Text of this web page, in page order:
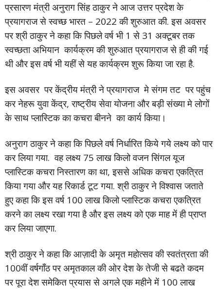
प्रसारण मंत्री अनुराग सिंह ठाकुर ने आज उत्तर प्रदेश के
प्रयागराज से स्वच्छ भारत – 2022 की शुरुआत की. इस अवसर
पर श्री ठाकुर ने कहा कि पिछले वर्ष भी 1 से 31 अक्टूबर तक
स्वच्छता अभियान कार्यक्रम की शुरुआत प्रयागराज से ही की गई
थी और इस वर्ष भी यहीं से यह कार्यक्रम शुरू किया जा रहा है.
इस अवसर पर केंद्रीय मंत्री ने प्रयागराज मे संगम तट पर पहुंच
कर नेहरू युवा केंद्र, राष्ट्रीय सेवा योजना और बड़ी संख्या मे लोगों
के साथ प्लास्टिक का कचरा बीनने का कार्य किया।
अनुराग ठाकुर ने कहा कि पिछले वर्ष निर्धारित किये गये लक्ष्य को पार
कर लिया गया. वह लक्ष्य 75 लाख किलो वजन सिंगल यूज
प्लास्टिक कचरा निस्तारण का था, इससे अधिक कचरा एकत्रित
किया गया और यह रिकार्ड टूट गया. श्री ठाकुर ने विश्वास जताते
हुए कहा कि इस वर्ष 100 लाख किलो प्लास्टिक कचरा एकत्रित
करने का लक्ष्य रखा गया है और इस लक्ष्य को एक माह में ही प्राप्त
कर लिया जाएगा.
श्री ठाकुर ने कहा कि आज़ादी के अमृत महोत्सव की स्वतंत्रता की
100वीं वर्षगाँठ पर अमृतकाल की ओर देश के तेजी से बढते कदम
पर पूरा देश समेकित प्रयास से अगले एक महीने में 100 लाख